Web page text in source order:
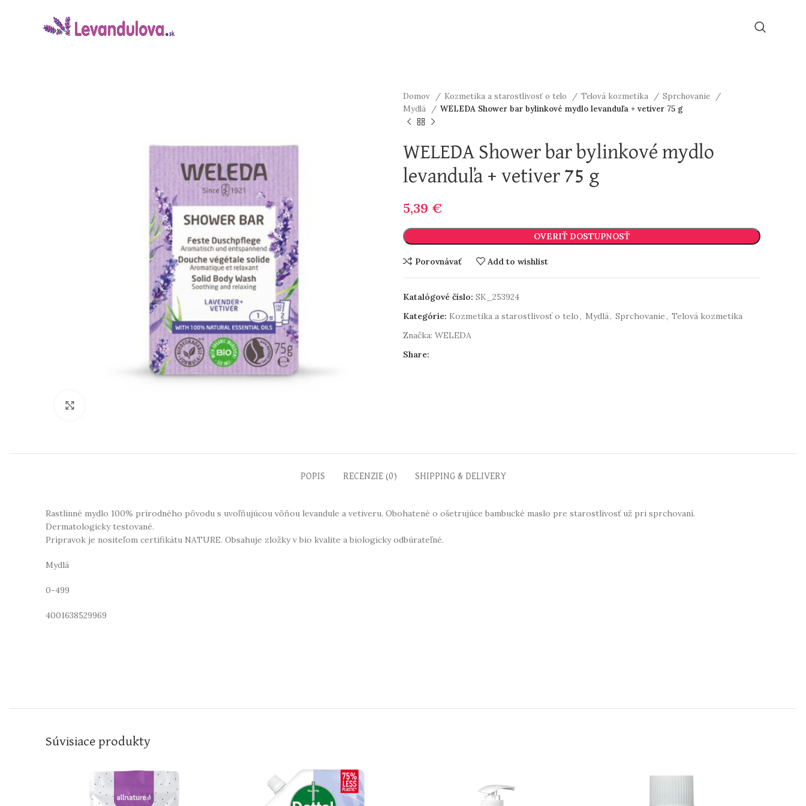
Domov Kozmetika a starostlivosť o telo Telová kozmetika
Sprchovanie
Mydlá
WELEDA Shower bar bylinkové mydlo levanduľa + vetiver 75 g
WELEDA Shower bar bylinkové mydlo
levanduľa + vetiver 75 g
5,39 €
OVERIŤ DOSTUPNOSŤ
Porovnávať Add to wishlist
Katalógové číslo: SK_253924
Kategórie: Kozmetika a starostlivosť o telo, Mydlá, Sprchovanie, Telová kozmetika
Značka: WELEDA
Share:
POPIS RECENZIE (0) SHIPPING & DELIVERY
Rastlinné mydlo 100% prírodného pôvodu s uvoľňujúcou vôňou levandule a vetiveru. Obohatené o ošetrujúce bambucké maslo pre starostlivosť už pri sprchovaní.
Dermatologicky testované.
Prípravok je nositeľom certifikátu NATURE. Obsahuje zložky v bio kvalite a biologicky odbúrateľné.
Mydlá
0-499
4001638529969
Súvisiace produkty